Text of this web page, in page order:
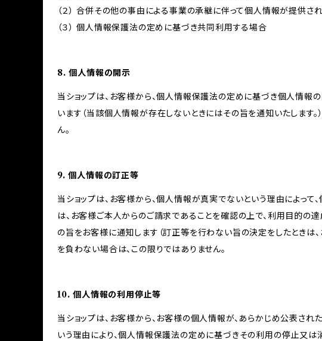
（２） 合併その他の事由による事業の承継に伴って個人情報が提供さ
（３） 個人情報保護法の定めに基づき共同利用する場合
8. 個人情報の開示
当ショップは、お客様から、個人情報保護法の定めに基づき個人情報
います（当該個人情報が存在しないときにはその旨を通知いたします
ん。
9. 個人情報の訂正等
当ショップは、お客様から、個人情報が真実でないという理由によっ
は、お客様ご本人からのご請求であることを確認の上で、利用目的の
の旨をお客様に通知します（訂正等を行わない旨の決定をしたときは
を負わない場合は、この限りではありません。
10. 個人情報の利用停止等
当ショップは、お客様から、お客様の個人情報が、あらかじめ公表さ
いう理由により、個人情報保護法の定めに基づきその利用の停止又は